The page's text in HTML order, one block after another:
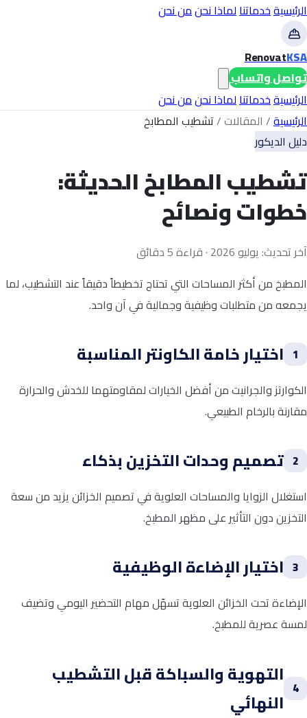
الرئيسيةخدماتنالماذا نحنمن نحن
RenovatKSA
تواصل واتساب
الرئيسيةخدماتنالماذا نحنمن نحن
الرئيسية/ المقالات/تشطيب المطابخ
دليل الديكور
تشطيب المطابخ الحديثة:
خطوات ونصائح
آخر تحديث: يوليو 2026 · قراءة 5 دقائق
المطبخ من أكثر المساحات التي تحتاج تخطيطاً دقيقاً عند التشطيب، لما
يجمعه من متطلبات وظيفية وجمالية في آن واحد.
1 اختيار خامة الكاونتر المناسبة
الكوارتز والجرانيت من أفضل الخيارات لمقاومتهما للخدش والحرارة
مقارنة بالرخام الطبيعي.
2 تصميم وحدات التخزين بذكاء
استغلال الزوايا والمساحات العلوية في تصميم الخزائن يزيد من سعة
التخزين دون التأثير على مظهر المطبخ.
3 اختيار الإضاءة الوظيفية
الإضاءة تحت الخزائن العلوية تسهّل مهام التحضير اليومي وتضيف
لمسة عصرية للمطبخ.
4 التهوية والسباكة قبل التشطيب
النهائي